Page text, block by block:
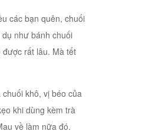
các bạn quên, chuối
như bánh chuối
rất lâu. Mà tết
khô, vị béo của
khi dùng kèm trà
về làm nữa đó.